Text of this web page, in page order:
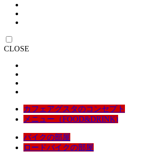
CLOSE
カフェアグスタのコンセプト
メニュー（FOOD&DRINK)
バイクの部屋
ロードバイクの部屋